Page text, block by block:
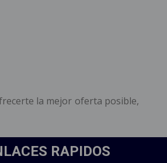
la mejor oferta posible,
RAPIDOS